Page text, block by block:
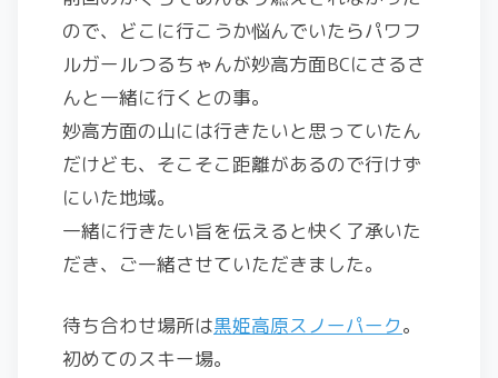
ので、どこに行こうか悩んでいたらパワフ
ルガールつるちゃんが妙高方面BCにさるさ
んと一緒に行くとの事。
妙高方面の山には行きたいと思っていたん
だけども、そこそこ距離があるので行けず
にいた地域。
一緒に行きたい旨を伝えると快く了承いた
だき、ご一緒させていただきました。
待ち合わせ場所は黒姫高原スノーパーク。
初めてのスキー場。